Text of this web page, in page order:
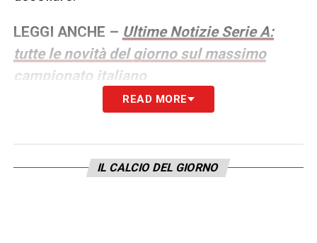
LEGGI ANCHE – Ultime Notizie Serie A:
tutte le novità del giorno sul massimo
campionato italiano
READ MORE
IL CALCIO DEL GIORNO